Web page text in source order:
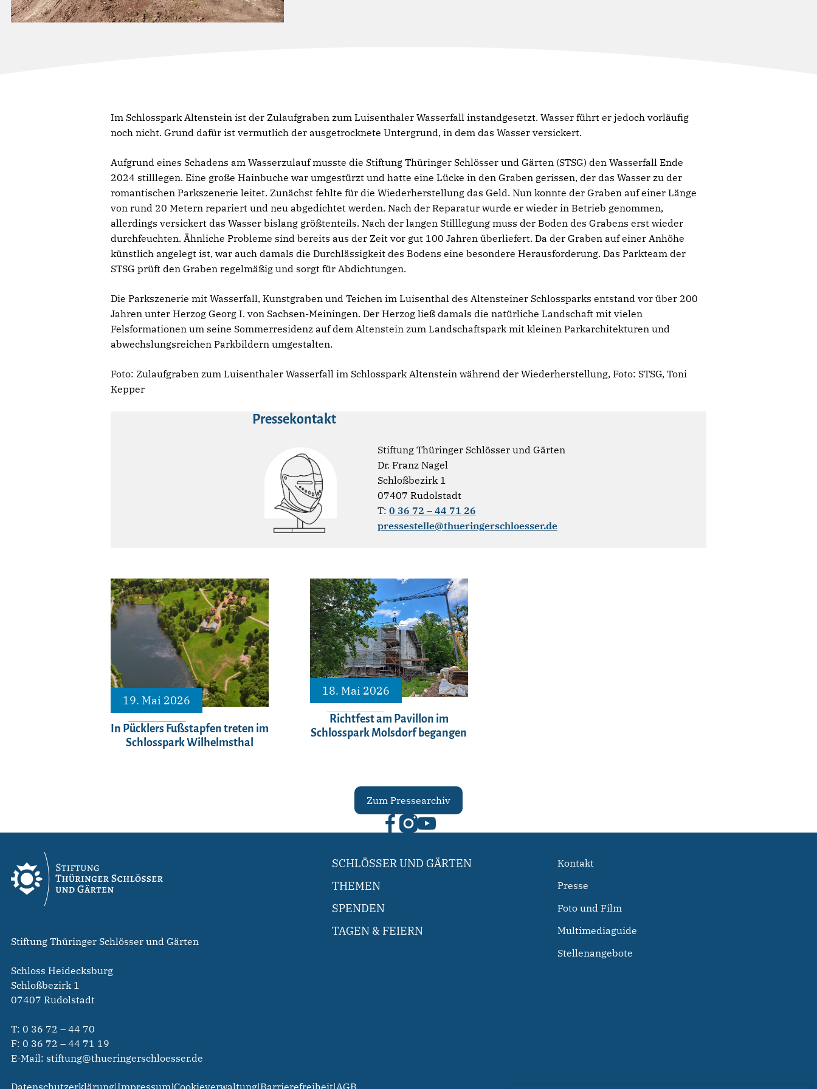
Im Schlosspark Altenstein ist der Zulaufgraben zum Luisenthaler Wasserfall instandgesetzt. Wasser führt er jedoch vorläufig
noch nicht. Grund dafür ist vermutlich der ausgetrocknete Untergrund, in dem das Wasser versickert.
Aufgrund eines Schadens am Wasserzulauf musste die Stiftung Thüringer Schlösser und Gärten (STSG) den Wasserfall Ende
2024 stilllegen. Eine große Hainbuche war umgestürzt und hatte eine Lücke in den Graben gerissen, der das Wasser zu der
romantischen Parkszenerie leitet. Zunächst fehlte für die Wiederherstellung das Geld. Nun konnte der Graben auf einer Länge
von rund 20 Metern repariert und neu abgedichtet werden. Nach der Reparatur wurde er wieder in Betrieb genommen,
allerdings versickert das Wasser bislang größtenteils. Nach der langen Stilllegung muss der Boden des Grabens erst wieder
durchfeuchten. Ähnliche Probleme sind bereits aus der Zeit vor gut 100 Jahren überliefert. Da der Graben auf einer Anhöhe
künstlich angelegt ist, war auch damals die Durchlässigkeit des Bodens eine besondere Herausforderung. Das Parkteam der
STSG prüft den Graben regelmäßig und sorgt für Abdichtungen.
Die Parkszenerie mit Wasserfall, Kunstgraben und Teichen im Luisenthal des Altensteiner Schlossparks entstand vor über 200
Jahren unter Herzog Georg I. von Sachsen-Meiningen. Der Herzog ließ damals die natürliche Landschaft mit vielen
Felsformationen um seine Sommerresidenz auf dem Altenstein zum Landschaftspark mit kleinen Parkarchitekturen und
abwechslungsreichen Parkbildern umgestalten.
Foto: Zulaufgraben zum Luisenthaler Wasserfall im Schlosspark Altenstein während der Wiederherstellung, Foto: STSG, Toni
Kepper
Pressekontakt
Stiftung Thüringer Schlösser und Gärten
Dr. Franz Nagel
Schloßbezirk 1
07407 Rudolstadt
T: 0 36 72 – 44 71 26
pressestelle@thueringerschloesser.de
19. Mai 2026
In Pücklers Fußstapfen treten im
Schlosspark Wilhelmsthal
18. Mai 2026
Richtfest am Pavillon im
Schlosspark Molsdorf begangen
Zum Pressearchiv
Stiftung Thüringer Schlösser und Gärten
Schloss Heidecksburg
Schloßbezirk 1
07407 Rudolstadt
T: 0 36 72 – 44 70
F: 0 36 72 – 44 71 19
E-Mail: stiftung@thueringerschloesser.de
SCHLÖSSER UND GÄRTEN
THEMEN
SPENDEN
TAGEN & FEIERN
Kontakt
Presse
Foto und Film
Multimediaguide
Stellenangebote
Datenschutzerklärung|Impressum|Cookieverwaltung|Barrierefreiheit|AGB